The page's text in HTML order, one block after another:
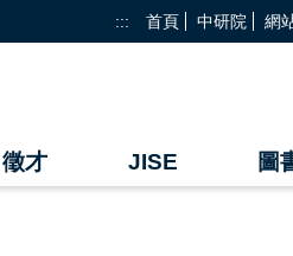
::: 首頁 中研院 網
徵才 JISE 圖